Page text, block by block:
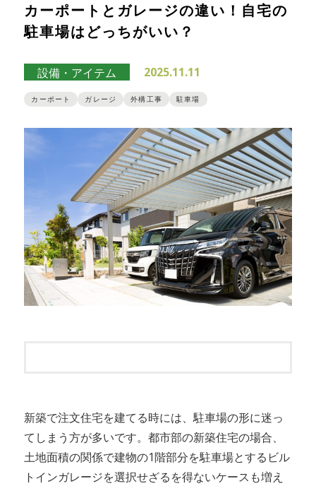
カーポートとガレージの違い！自宅の
駐車場はどっちがいい？
設備・アイテム 2025.11.11
カーポート ガレージ 外構工事 駐車場
新築で注文住宅を建てる時には、駐車場の形に迷っ
てしまう方が多いです。都市部の新築住宅の場合、
土地面積の関係で建物の1階部分を駐車場とするビル
トインガレージを選択せざるを得ないケースも増え